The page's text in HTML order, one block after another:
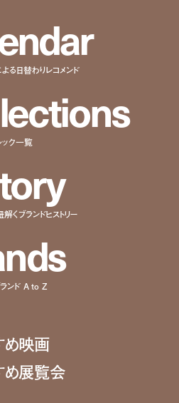
ndar
る日替わりレコメンド
ections
ック一覧
ory
くブランドヒストリー
nds
ランド A to Z
映画
展覧会